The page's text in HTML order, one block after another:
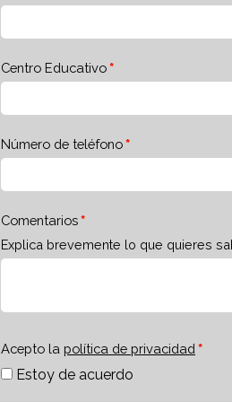
Centro Educativo
Número de teléfono
Comentarios
Explica brevemente lo que quieres
Acepto la política de privacidad
Estoy de acuerdo